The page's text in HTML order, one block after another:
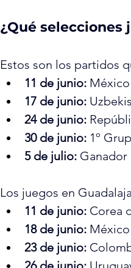
¿Qué selecciones
Estos son los partidos
11 de junio:
17 de junio:
24 de junio:
30 de junio: 1º
5 de julio: Ganador
Los juegos en
11 de junio: Corea
18 de junio: México
23 de junio: